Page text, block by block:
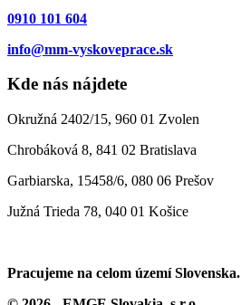
0910 101 604
info@mm-vyskoveprace.sk
Kde nás nájdete
Okružná 2402/15, 960 01 Zvolen
Chrobáková 8, 841 02 Bratislava
Garbiarska, 15458/6, 080 06 Prešov
Južná Trieda 78, 040 01 Košice
Pracujeme na celom území Slovenska.